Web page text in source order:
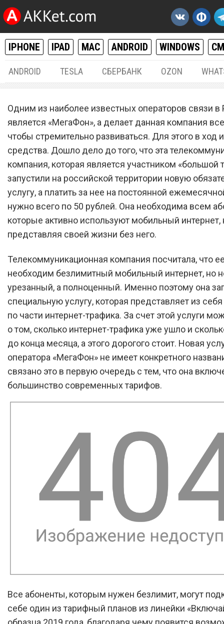
IPHONE IPAD MAC ANDROID WINDOWS
ANDROID TESLA СБЕРБАНК OZON
Сотовый оператор
запустил новую
услугу за 50 рублей в
Одним из наиболее известных операторов связи в
является «МегаФон», а делает данная компания
чтобы стремительно развиваться. Для этого в ход
средства. Дошло дело до того, что эта
компания, которая является участником «большой
запустили на российской территории новую
услугу, а платить за нее на постоянной
нужно всего по 50 рублей. Она необходима всем
которые активно используют мобильный интернет,
представляя своей жизни без него.
Телекоммуникационная компания посчитала, что
необходим безлимитный мобильный интернет, но
урезанный, а полноценный. Именно поэтому она
специальную услугу, которая представляет из
по части интернет-трафика. За счет этой услуги
о том, сколько интернет-трафика уже ушло и
до конца месяца, а этого дорогого стоит. Новая
оператора «МегаФон» не имеет конкретного
связано это в первую очередь с тем, что она
большинство современных тарифов.
Все абоненты, которым нужен безлимит, могут
себе один из тарифный планов из линейки